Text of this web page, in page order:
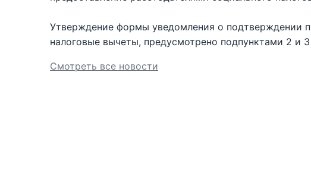
Утверждение формы уведомления о подтверждении
налоговые вычеты, предусмотрено подпунктами 2 и
Смотреть все новости